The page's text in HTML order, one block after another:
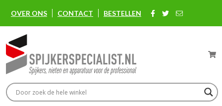
OVER ONS CONTACT BESTELLEN